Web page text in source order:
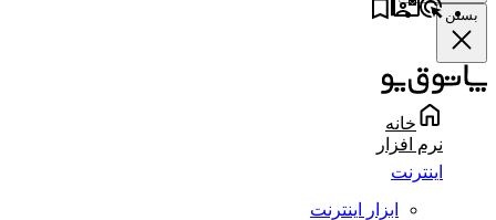
بستن
خانه
نرم افزار
اینترنت
ابزار اینترنت